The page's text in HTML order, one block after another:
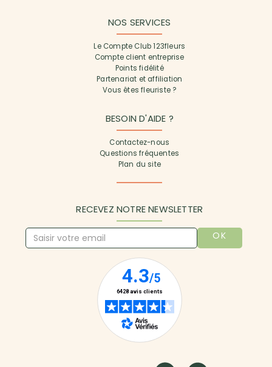
NOS SERVICES
Le Compte Club 123fleurs
Compte client entreprise
Points fidélité
Partenariat et affiliation
Vous êtes fleuriste ?
BESOIN D'AIDE ?
Contactez-nous
Questions fréquentes
Plan du site
RECEVEZ NOTRE NEWSLETTER
OK